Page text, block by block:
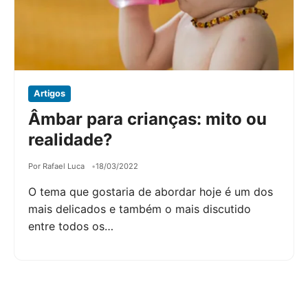
Artigos
Âmbar para crianças: mito ou
realidade?
Por Rafael Luca 18/03/2022
O tema que gostaria de abordar hoje é um dos
mais delicados e também o mais discutido
entre todos os…